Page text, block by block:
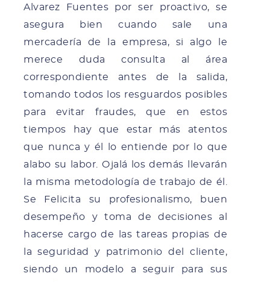
Alvarez Fuentes por ser proactivo, se
asegura bien cuando sale una
mercadería de la empresa, si algo le
merece duda consulta al área
correspondiente antes de la salida,
tomando todos los resguardos posibles
para evitar fraudes, que en estos
tiempos hay que estar más atentos
que nunca y él lo entiende por lo que
alabo su labor. Ojalá los demás llevarán
la misma metodología de trabajo de él.
Se Felicita su profesionalismo, buen
desempeño y toma de decisiones al
hacerse cargo de las tareas propias de
la seguridad y patrimonio del cliente,
siendo un modelo a seguir para sus